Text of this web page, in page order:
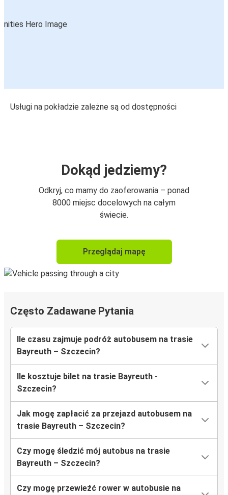
Usługi na pokładzie zależne są od dostępności
Dokąd jedziemy?
Odkryj, co mamy do zaoferowania – ponad
8000 miejsc docelowych na całym
świecie.
Przeglądaj mapę
Często Zadawane Pytania
Ile czasu zajmuje podróż autobusem na trasie
Bayreuth – Szczecin?
Ile kosztuje bilet na trasie Bayreuth -
Szczecin?
Jak mogę zapłacić za przejazd autobusem na
trasie Bayreuth – Szczecin?
Czy mogę śledzić mój autobus na trasie
Bayreuth – Szczecin?
Czy mogę przewieźć rower w autobusie na